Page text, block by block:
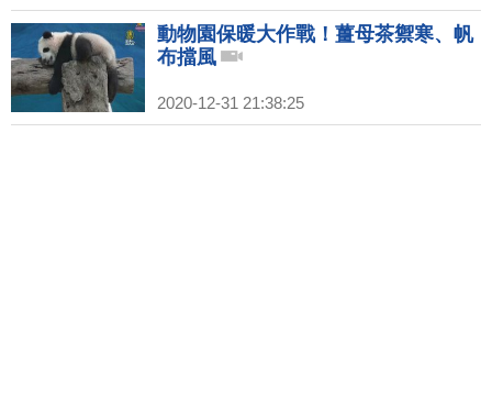
動物園保暖大作戰！薑母茶禦寒、帆
布擋風
2020-12-31 21:38:25